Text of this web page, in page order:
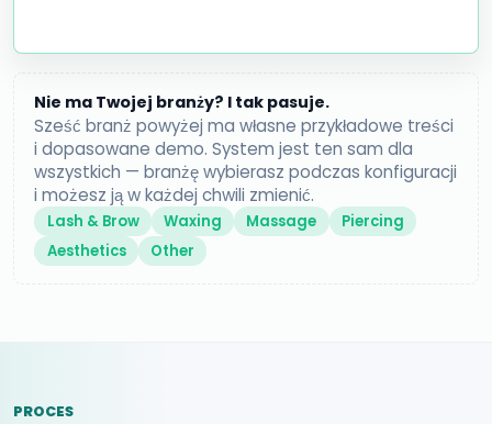
Nie ma Twojej branży? I tak pasuje.
Sześć branż powyżej ma własne przykładowe treści
i dopasowane demo. System jest ten sam dla
wszystkich — branżę wybierasz podczas konfiguracji
i możesz ją w każdej chwili zmienić.
Lash & Brow Waxing Massage
Piercing
Aesthetics
Other
PROCES